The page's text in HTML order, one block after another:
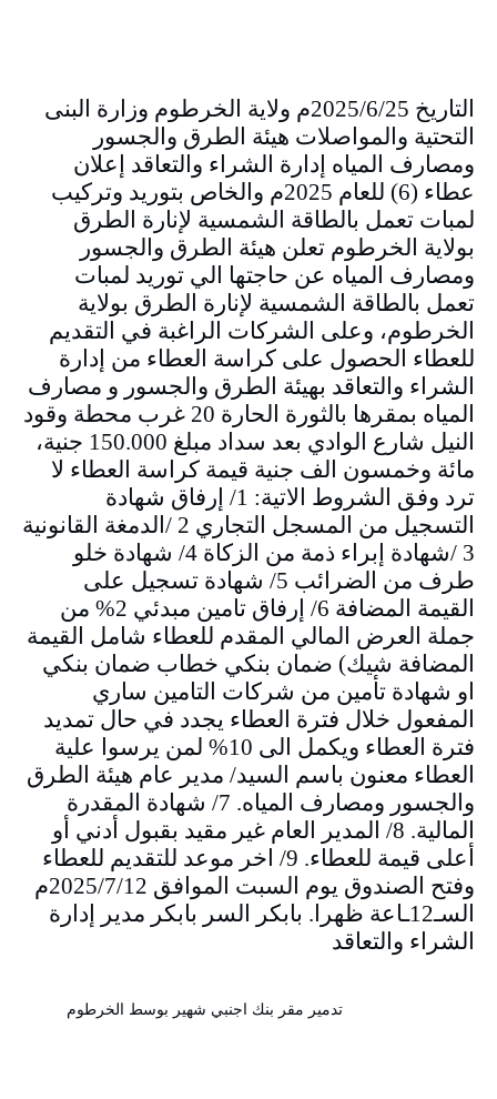
التاريخ 2025/6/25م ولاية الخرطوم وزارة البنى
التحتية والمواصلات هيئة الطرق والجسور
ومصارف المياه إدارة الشراء والتعاقد إعلان
عطاء (6) للعام 2025م والخاص بتوريد وتركيب
لمبات تعمل بالطاقة الشمسية لإنارة الطرق
بولاية الخرطوم تعلن هيئة الطرق والجسور
ومصارف المياه عن حاجتها الي توريد لمبات
تعمل بالطاقة الشمسية لإنارة الطرق بولاية
الخرطوم، وعلى الشركات الراغبة في التقديم
للعطاء الحصول على كراسة العطاء من إدارة
الشراء والتعاقد بهيئة الطرق والجسور و مصارف
المياه بمقرها بالثورة الحارة 20 غرب محطة وقود
النيل شارع الوادي بعد سداد مبلغ 150.000 جنية،
مائة وخمسون الف جنية قيمة كراسة العطاء لا
ترد وفق الشروط الاتية: 1/ إرفاق شهادة
التسجيل من المسجل التجاري 2 /الدمغة القانونية
3 /شهادة إبراء ذمة من الزكاة 4/ شهادة خلو
طرف من الضرائب 5/ شهادة تسجيل على
القيمة المضافة 6/ إرفاق تامين مبدئي 2% من
جملة العرض المالي المقدم للعطاء شامل القيمة
المضافة شيك) ضمان بنكي خطاب ضمان بنكي
او شهادة تأمين من شركات التامين ساري
المفعول خلال فترة العطاء يجدد في حال تمديد
فترة العطاء ويكمل الى 10% لمن يرسوا علية
العطاء معنون باسم السيد/ مدير عام هيئة الطرق
والجسور ومصارف المياه. 7/ شهادة المقدرة
المالية. 8/ المدير العام غير مقيد بقبول أدني أو
أعلى قيمة للعطاء. 9/ اخر موعد للتقديم للعطاء
وفتح الصندوق يوم السبت الموافق 2025/7/12م
السـ12ـاعة ظهرا. بابكر السر بابكر مدير إدارة
الشراء والتعاقد
تدمير مقر بنك اجنبي شهير بوسط الخرطوم